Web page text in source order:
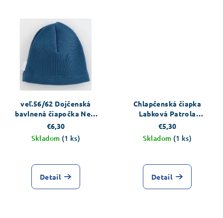
veľ.56/62 Dojčenská
bavlnená čiapočka New
Baby Luxury clothing
modrá
€6,30
Skladom (1 ks)
Detail
Chlapčenská čiapka
Labková Patrola
slabomodrá
€5,30
Skladom (1 ks)
Detail